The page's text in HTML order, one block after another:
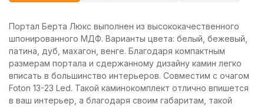
Портал Берта Люкс выполнен из высококачественного
шпонированного МДФ. Варианты цвета: белый, бежевый,
патина, дуб, махагон, венге. Благодаря компактным
размерам портала и сдержанному дизайну камин легко
вписать в большинство интерьеров. Совместим с очагом
Foton 13-23 Led. Такой каминокомплект отлично впишется
в ваш интерьер, а благодаря своим габаритам, такой